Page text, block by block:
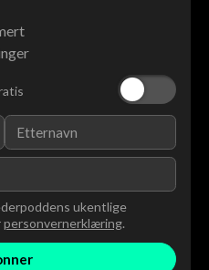
ukentlige
personvernerklæring.